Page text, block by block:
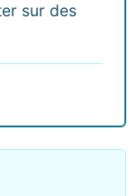
sur des